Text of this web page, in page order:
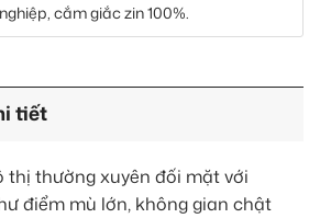
cắm giắc zin 100%.
tiết
thị thường xuyên đối mặt với
điểm mù lớn, không gian chật